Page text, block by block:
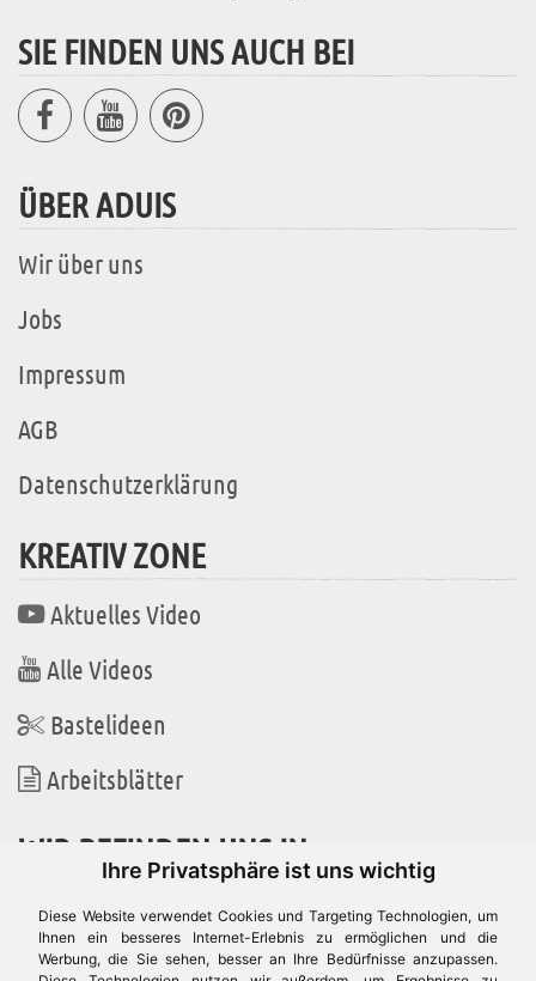
Ihre Privatsphäre ist uns wichtig
Diese Website verwendet Cookies und Targeting Technologien, um
Ihnen ein besseres Internet-Erlebnis zu ermöglichen und die
Werbung, die Sie sehen, besser an Ihre Bedürfnisse anzupassen.
SIE FINDEN UNS AUCH BEI
ÜBER ADUIS
Wir über uns
Jobs
Impressum
AGB
Datenschutzerklärung
KREATIV ZONE
Aktuelles Video
Alle Videos
Bastelideen
Arbeitsblätter
WIR BEFINDEN UNS IN